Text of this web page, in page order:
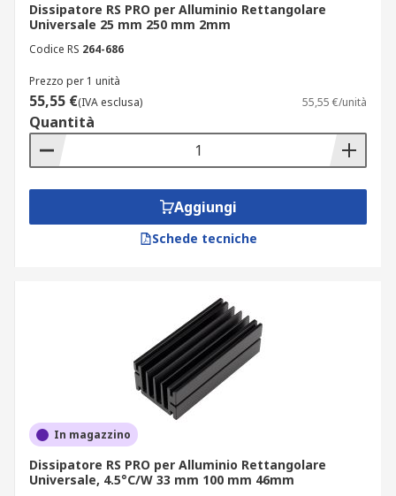
Dissipatore RS PRO per Alluminio Rettangolare
Universale 25 mm 250 mm 2mm
Codice RS 264-686
Prezzo per 1 unità
55,55 €(IVA esclusa) 55,55 €/unità
Quantità
Aggiungi
Schede tecniche
In magazzino
Dissipatore RS PRO per Alluminio Rettangolare
Universale, 4.5°C/W 33 mm 100 mm 46mm